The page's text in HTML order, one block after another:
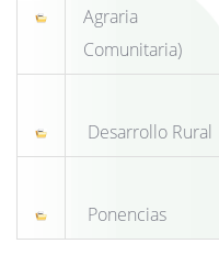
Agraria
Comunitaria)
Desarrollo Rural
Ponencias